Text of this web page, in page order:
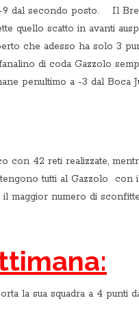
9 dal secondo posto. Il
quello scatto in avanti
che adesso ha solo 3
di coda Gazzolo
penultimo a -3 dal Boca
con 42 reti realizzate,
tutti al Gazzolo
maggior numero di
la sua squadra a 4 punti